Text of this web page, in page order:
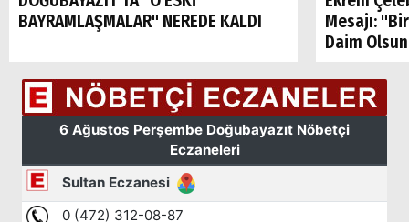
BAYRAMLAŞMALAR" NEREDE KALDI
Mesajı:
Daim